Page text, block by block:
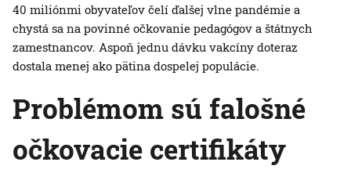
40 miliónmi obyvateľov čelí ďalšej vlne pandémie a
chystá sa na povinné očkovanie pedagógov a štátnych
zamestnancov. Aspoň jednu dávku vakcíny doteraz
dostala menej ako pätina dospelej populácie.
Problémom sú falošné
očkovacie certifikáty